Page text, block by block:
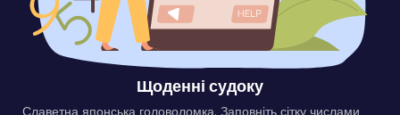
Щоденні судоку